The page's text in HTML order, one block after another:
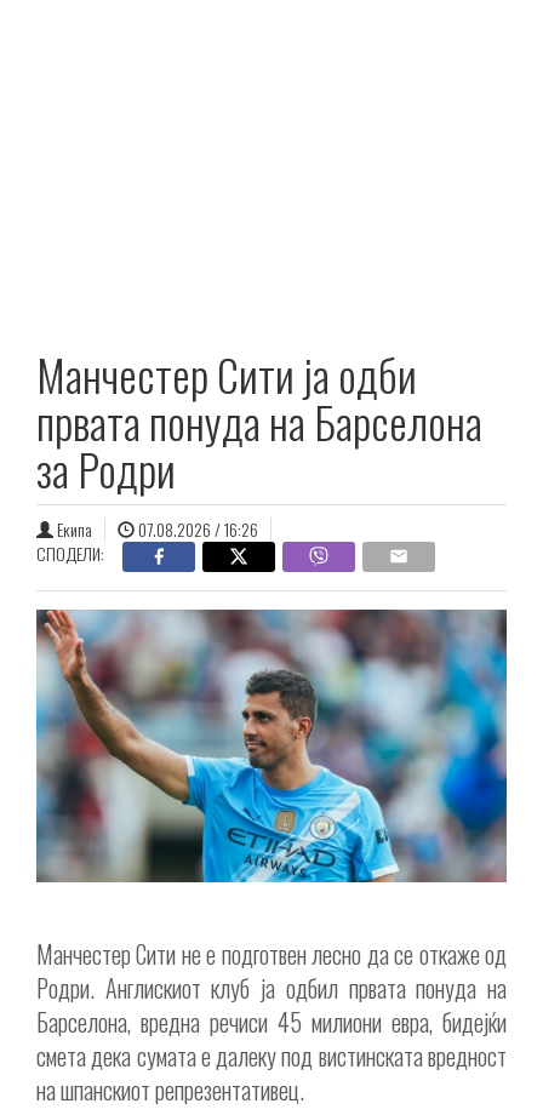
Манчестер Сити ја одби
првата понуда на Барселона
за Родри
Екипа
07.08.2026 / 16:26
СПОДЕЛИ:
Манчестер Сити не е подготвен лесно да се откаже од
Родри. Англискиот клуб ја одбил првата понуда на
Барселона, вредна речиси 45 милиони евра, бидејќи
смета дека сумата е далеку под вистинската вредност
на шпанскиот репрезентативец.